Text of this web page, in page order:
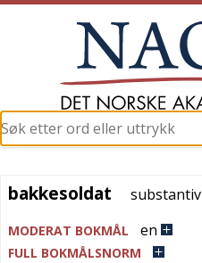
bakkesoldat
bakkesoldat substantiv
MODERAT BOKMÅL en
FULL BOKMÅLSNORM